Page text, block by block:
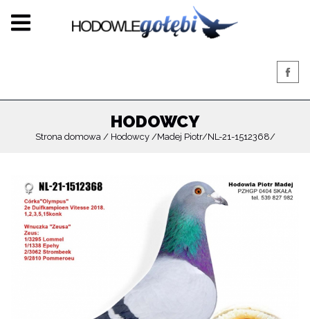
HODOWCY
Strona domowa Hodowcy Madej Piotr NL-21-1512368